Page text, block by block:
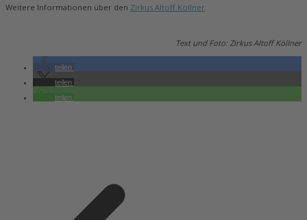
Weitere Informationen über den Zirkus Altoff Köllner
Text und Foto: Zirkus Altoff Köllner
teilen
teilen
teilen